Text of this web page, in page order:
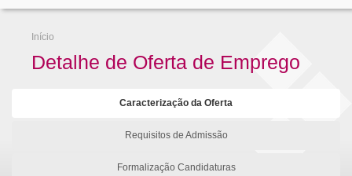
Início
Detalhe de Oferta de Emprego
Caracterização da Oferta
Requisitos de Admissão
Formalização Candidaturas